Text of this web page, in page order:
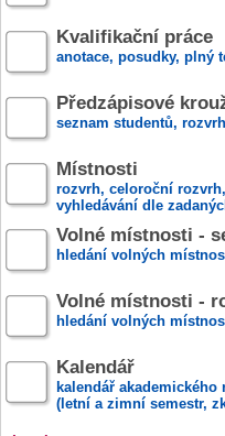
Kvalifikační práce
anotace, posudky, plný
Předzápisové
seznam studentů, rozvrh
Místnosti
rozvrh, celoroční rozvrh,
vyhledávání dle
Volné místnosti -
hledání volných
Volné místnosti -
hledání volných
Kalendář
kalendář akademického
(letní a zimní semestr,